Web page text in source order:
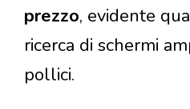
prezzo, evidente
ricerca di schermi
pollici.